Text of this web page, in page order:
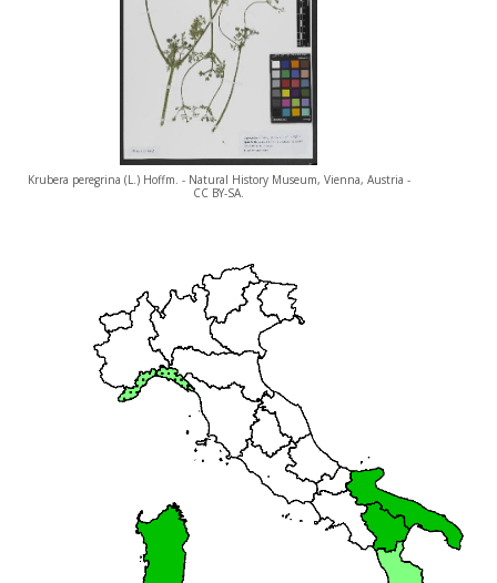
Krubera peregrina (L.) Hoffm. - Natural History Museum, Vienna, Austria -
CC BY-SA.